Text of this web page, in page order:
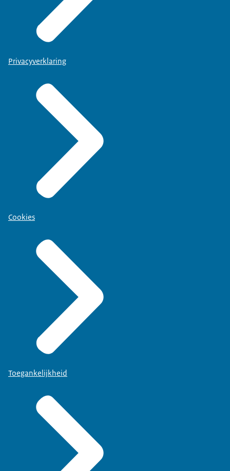
Privacyverklaring
Cookies
Toegankelijkheid